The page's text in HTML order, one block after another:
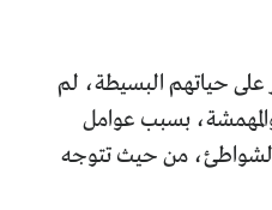
على حياتهم البسيطة، لم
بسبب عوامل
الشواطئ، من حيث تتوجه